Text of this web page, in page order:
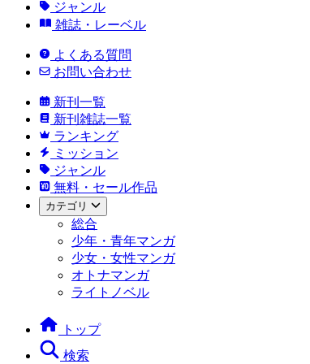
ジャンル
雑誌・レーベル
よくある質問
お問い合わせ
新刊一覧
新刊雑誌一覧
ランキング
ミッション
ジャンル
無料・セール作品
カテゴリ
総合
少年・青年マンガ
少女・女性マンガ
オトナマンガ
ライトノベル
トップ
検索